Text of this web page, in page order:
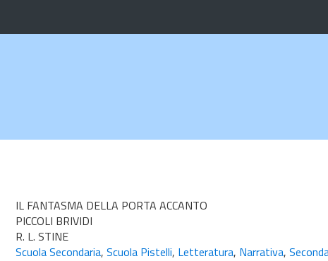
IL FANTASMA DELLA PORTA ACCANTO
PICCOLI BRIVIDI
R. L. STINE
Scuola Secondaria,Scuola Pistelli, Letteratura, Narrativa,